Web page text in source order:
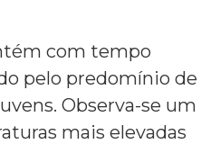
com tempo
pelo predomínio de
Observa-se um
mais elevadas